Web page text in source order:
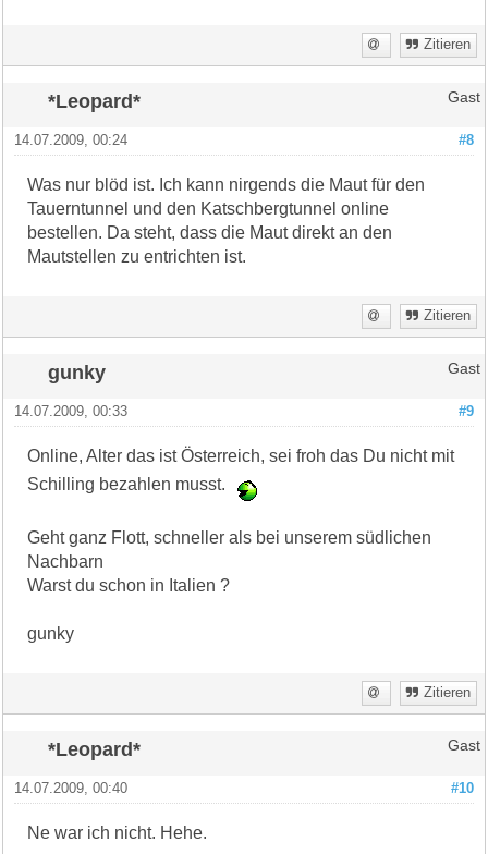
Zitieren
*Leopard* Gast
#8
14.07.2009, 00:24
Was nur blöd ist. Ich kann nirgends die Maut für den
Tauerntunnel und den Katschbergtunnel online
bestellen. Da steht, dass die Maut direkt an den
Mautstellen zu entrichten ist.
Zitieren
gunky Gast
#9
14.07.2009, 00:33
Online, Alter das ist Österreich, sei froh das Du nicht mit
Schilling bezahlen musst.
Geht ganz Flott, schneller als bei unserem südlichen
Nachbarn
Warst du schon in Italien ?
gunky
Zitieren
*Leopard* Gast
#10
14.07.2009, 00:40
Ne war ich nicht. Hehe.